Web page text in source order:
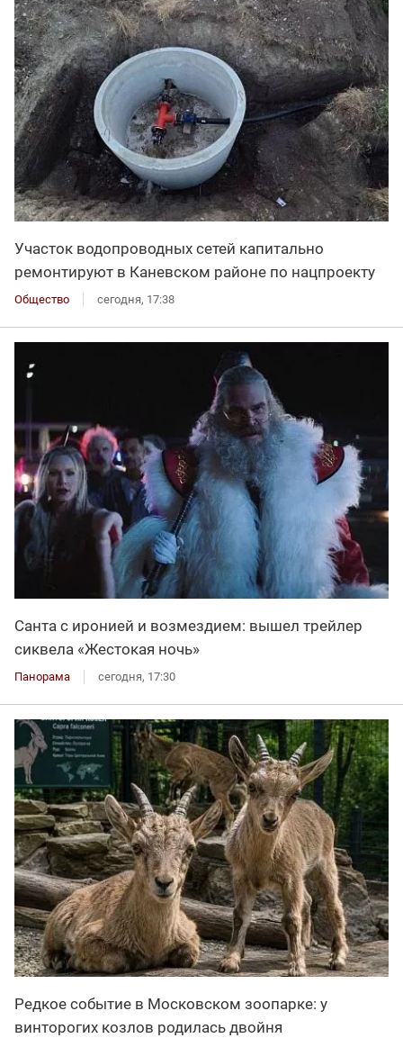
Участок водопроводных сетей капитально
ремонтируют в Каневском районе по нацпроекту
Общество сегодня, 17:38
Санта с иронией и возмездием: вышел трейлер
сиквела «Жестокая ночь»
Панорама сегодня, 17:30
Редкое событие в Московском зоопарке: у
винторогих козлов родилась двойня